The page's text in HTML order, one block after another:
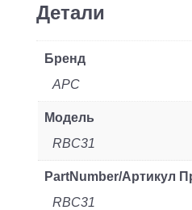
Детали
Бренд
APC
Модель
RBC31
PartNumber/Артикул
RBC31